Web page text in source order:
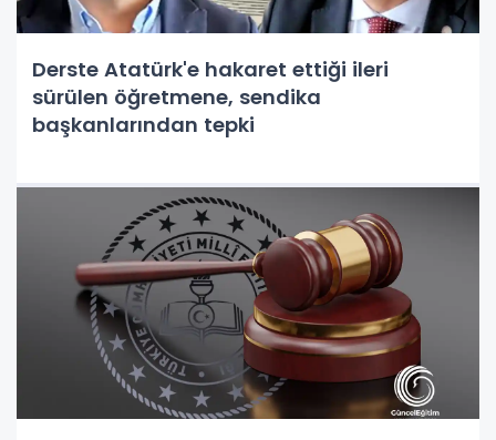
Derste Atatürk'e hakaret ettiği ileri
sürülen öğretmene, sendika
başkanlarından tepki